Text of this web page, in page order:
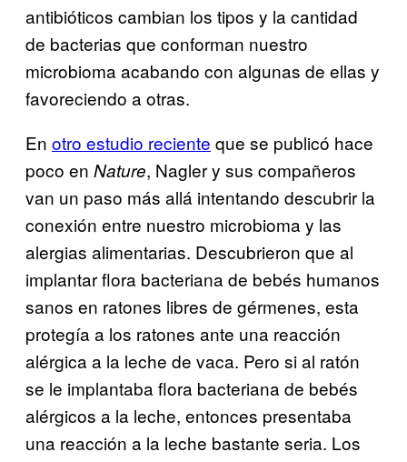
antibióticos cambian los tipos y la cantidad
de bacterias que conforman nuestro
microbioma acabando con algunas de ellas y
favoreciendo a otras.
En otro estudio reciente que se publicó hace
poco en Nature, Nagler y sus compañeros
van un paso más allá intentando descubrir la
conexión entre nuestro microbioma y las
alergias alimentarias. Descubrieron que al
implantar flora bacteriana de bebés humanos
sanos en ratones libres de gérmenes, esta
protegía a los ratones ante una reacción
alérgica a la leche de vaca. Pero si al ratón
se le implantaba flora bacteriana de bebés
alérgicos a la leche, entonces presentaba
una reacción a la leche bastante seria. Los